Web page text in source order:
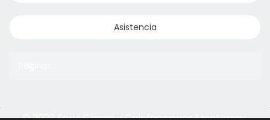
Asistencia
Aqua Aero